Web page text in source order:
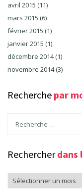
avril 2015 (11)
mars 2015 (6)
février 2015 (1)
janvier 2015 (1)
décembre 2014(1)
novembre 2014(3)
Recherche par
Rechercherdans
Rechercher
dans